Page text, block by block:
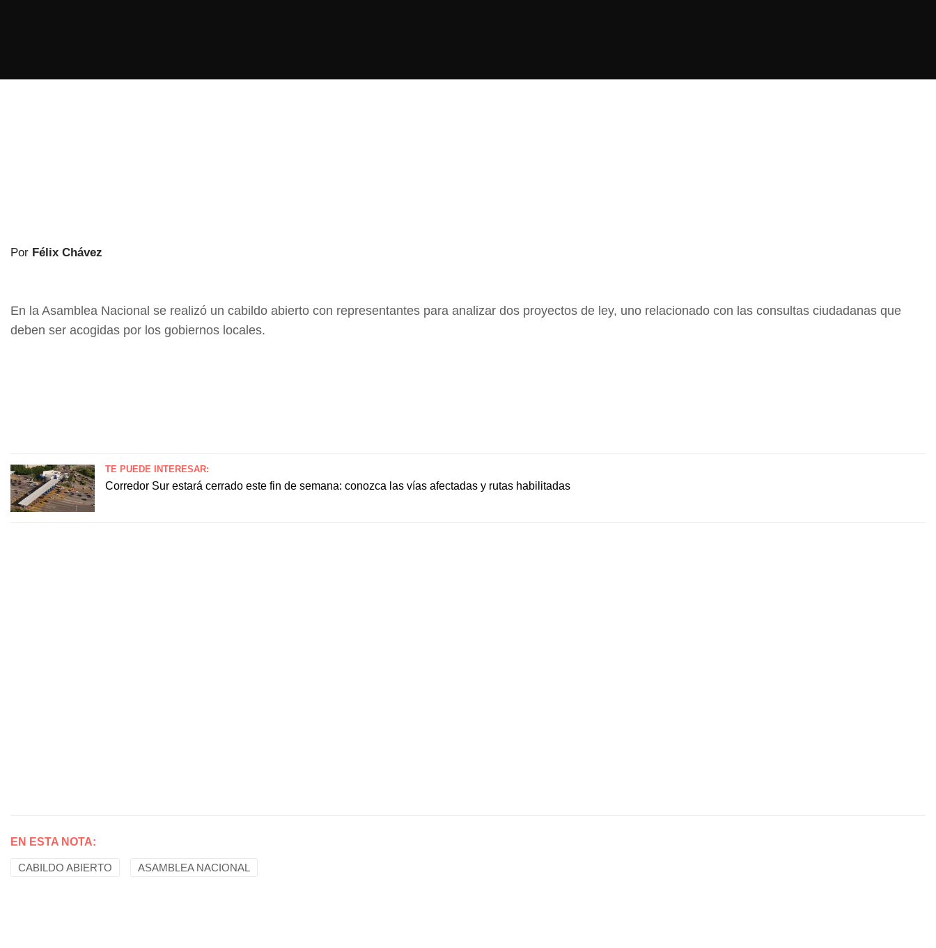
Por Félix Chávez
En la Asamblea Nacional se realizó un cabildo abierto con representantes para analizar dos proyectos de ley, uno relacionado con las consultas ciudadanas que
deben ser acogidas por los gobiernos locales.
TE PUEDE INTERESAR:
Corredor Sur estará cerrado este fin de semana: conozca las vías afectadas y rutas habilitadas
EN ESTA NOTA:
CABILDO ABIERTO ASAMBLEA NACIONAL